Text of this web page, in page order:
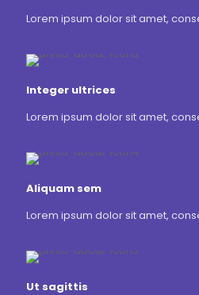
Lorem ipsum dolor sit amet,
Integer ultrices
Lorem ipsum dolor sit amet,
Aliquam sem
Lorem ipsum dolor sit amet,
Ut sagittis